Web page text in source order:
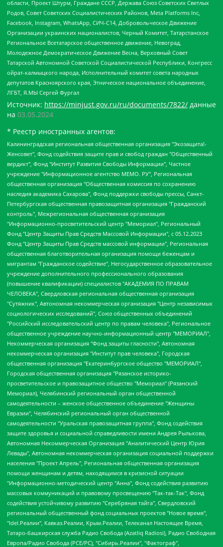
области, Проект Штурм, Граждане СССР, Держава Союз Советских Светлых
Родов, Совет Советских Социалистических Районов, Meta Platforms Inc,
Facebook, Instagram, WhatsApp, СИЧ-С14, Добровольческое Движение
Организации украинских националистов, Черный Комитет, Татарстанское
Региональное Всетатарское общественное движение, Невоград,
Молодежное Демократическое Движение Весна, Верховный Совет
Татарской Автономной Советской Социалистической Республики, Конгресс
ойрат-калмыцкого народа, Исполнительный комитет совета народных
депутатов Красноярского края, Этническое национальное объединение,
ЛГБТ, Я.МЫ Сергей Фургал
Источник: https://minjust.gov.ru/ru/documents/7822/ данные
на 03.05.2024
* Реестр иностранных агентов:
Калининградская региональная общественная организация "Экозащита!-Женсовет", Фонд содействия защите прав и свобод граждан "Общественный вердикт", Фонд "Институт Развития Свободы Информации", Частное учреждение "Информационное агентство МЕМО. РУ", Региональная общественная организация "Общественная комиссия по сохранению наследия академика Сахарова", Фонд поддержки свободы прессы, Санкт-Петербургская общественная правозащитная организация "Гражданский контроль", Межрегиональная общественная организация "Информационно-просветительский центр "Мемориал", Региональный Фонд "Центр Защиты Прав Средств Массовой Информации", с 05.12.2023 Фонд "Центр Защиты Прав Средств массовой информации", Региональная общественная благотворительная организация помощи беженцам и мигрантам "Гражданское содействие", Негосударственное образовательное учреждение дополнительного профессионального образования (повышение квалификации) специалистов "АКАДЕМИЯ ПО ПРАВАМ ЧЕЛОВЕКА", Свердловская региональная общественная организация "Сутяжник", Автономная некоммерческая организация "Центр независимых социологических исследований", Союз общественных объединений "Российский исследовательский центр по правам человека", Региональное общественное учреждение научно-информационный центр "МЕМОРИАЛ", Некоммерческая организация "Фонд защиты гласности", Автономная некоммерческая организация "Институт прав человека", Городская общественная организация "Екатеринбургское общество "МЕМОРИАЛ", Городская общественная организация "Рязанское историко-просветительское и правозащитное общество "Мемориал" (Рязанский Мемориал), Челябинский региональный орган общественной самодеятельности – женское общественное объединение "Женщины Евразии", Челябинский региональный орган общественной самодеятельности "Уральская правозащитная группа", Фонд содействия защите здоровья и социальной справедливости имени Андрея Рылькова, Автономная Некоммерческая Организация "Аналитический Центр Юрия Левады", Автономная некоммерческая организация социальной поддержки населения "Проект Апрель", Региональная общественная организация помощи женщинам и детям, находящимся в кризисной ситуации "Информационно-методический центр "Анна", Фонд содействия развитию массовых коммуникаций и правовому просвещению "Так-так-Так", Фонд содействия устойчивому развитию "Серебряная тайга", Свердловский региональный общественный фонд социальных проектов "Новое время", "Idel.Реалии", Кавказ.Реалии, Крым.Реалии, Телеканал Настоящее Время, Татаро-башкирская служба Радио Свобода (Azatliq Radiosi), Радио Свободная Европа/Радио Свобода (PCE/PC), "Сибирь.Реалии", "Фактограф", Благотворительный фонд помощи осужденным и их семьям, Автономная некоммерческая организация "Институт глобализации и социальных движений", Фонд "В защиту прав заключенных", Частное учреждение "Центр поддержки и содействия развитию средств массовой информации", Пензенский региональный общественный благотворительный фонд "Гражданский союз", "Север.Реалии", Некоммерческая организация Фонд "Правовая инициатива", Общество с ограниченной ответственностью "Радио Свободная Европа/Радио Свобода", Чешское информационное агентство "MEDIUM-ORIENT", Красноярская региональная общественная организация "Мы против СПИДа", Камалягин Денис Николаевич, Маркелов Сергей Евгеньевич, Пономарев Лев Александрович, Савицкая Людмила Алексеевна, Автономная некоммерческая организация "Центр по работе с проблемой насилия "НАСИЛИЮ.НЕТ", Межрегиональный профессиональный союз работников здравоохранения "Альянс врачей", Юридическое лицо, зарегистрированное в Латвийской Республике, SIA "Medusa Project" (регистрационный номер 40103797863, дата регистрации 10.06.2014), Некоммерческая организация "Фонд по борьбе с коррупцией", Автономная некоммерческая организация "Институт права и публичной политики", Баданин Роман Сергеевич, Гликин Максим Александрович, Железнова Мария Михайловна, Лукьянова Юлия Сергеевна, Маетная Елизавета Витальевна, Маняхин Петр Борисович, Чуракова Ольга Владимировна, Ярош Юлия Петровна, Юридическое лицо "The Insider SIA", зарегистрированное в Риге, Латвийская Республика (дата регистрации 26.06.2015), являющееся администратором доменного имени интернет-издания "The Insider SIA", https://theins.ru, Постернак Алексей Евгеньевич, Рубин Михаил Аркадьевич, Анин Роман Александрович, Юридическое лицо Istories fonds, зарегистрированное в Латвийской Республике (регистрационный номер 50008295751, дата регистрации 24.02.2020), Великовский Дмитрий Александрович, Долинина Ирина Николаевна, Мароховская Алеся Алексеевна, Шлейнов Роман Юрьевич, Шмагун Олеся Валентиновна, Общество с ограниченной ответственностью "Альтаир 2021", Общество с ограниченной ответственностью "Вега 2021", Общество с ограниченной ответственностью "Главный редактор 2021", Общество с ограниченной ответственностью "Ромашки монолит", Важенков Артем Валерьевич, Ивановская областная общественная организация "Центр гендерных исследований", Гурман Юрий Альбертович, Медиапроект "ОВД-Инфо", Егоров Владимир Владимирович, Жилинский Владимир Александрович, Общество с ограниченной ответственностью "ЗП", Иванова София Юрьевна, Карезина Инна Павловна, Кильтау Екатерина Викторовна, Петров Алексей Викторович, Пискунов Сергей Евгеньевич, Смирнов Сергей Сергеевич, Тихонов Михаил Сергеевич, Общество с ограниченной ответственностью "ЖУРНАЛИСТ-ИНОСТРАННЫЙ АГЕНТ", Арапова Галина Юрьевна, Вольтская Татьяна Анатольевна, Американская компания "Mason G.E.S. Anonymous Foundation" (США), являющаяся владельцем интернет-издания https://mnews.world/, Компания "Stichting Bellingcat", зарегистрированная в Нидерландах (дата регистрации 11.07.2018), Захаров Андрей Вячеславович, Клепиковская Екатерина Дмитриевна, Общество с ограниченной ответственностью "МЕМО", Перл Роман Александрович, Симонов Евгений Алексеевич, Соловьева Елена Анатольевна, Сотников Даниил Владимирович, Сурначева Елизавета Дмитриевна, Автономная некоммерческая организация по защите прав человека и информированию населения "Якутия – Наше Мнение", Общество с ограниченной ответственностью "Москоу диджитал медиа", с 26.01.2023 Общество с ограниченной ответственностью "Чайка Белые сады", Ветошкина Валерия Валерьевна, Заговора Максим Александрович, Межрегиональное общественное движение "Российская ЛГБТ - сеть", Оленичев Максим Владимирович, Павлов Иван Юрьевич, Скворцова Елена Сергеевна, Общество с ограниченной ответственностью "Как бы инагент", Кочетков Игорь Викторович, Общество с ограниченной ответственностью "Честные выборы", Еланчик Олег Александрович, Общество с ограниченной ответственностью "Нобелевский призыв", Гималова Регина Эмилевна, Григорьев Андрей Валерьевич, Григорьева Алина Александровна, Ассоциация по содействию защите прав призывников, альтернативнослужащих и военнослужащих "Правозащитная группа "Гражданин.Армия.Право", Хисамова Регина Фаритовна, Автономная некоммерческая организация по реализации социально-правовых программ "Лилит", Дальневосточное общественное движение "Маяк", Санкт-Петербургская ЛГБТ-инициативная группа "Выход", Инициативная группа ЛГБТ+ "Реверс", Алексеев Андрей Викторович, Бекбулатова Таисия Львовна, Беляев Иван Михайлович, Владыкина Елена Сергеевна, Гельман Марат Александрович, Никульшина Вероника Юрьевна, Толоконникова Надежда Андреевна, Шендерович Виктор Анатольевич, Общество с ограниченной ответственностью "Данное сообщение", Общество с ограниченной ответственностью Издательский дом "Новая глава", Айнбиндер Александра Александровна, Московский комьюнити-центр для ЛГБТ+инициатив, Благотворительный фонд развития филантропии, Deutsche Welle (Германия, Kurt-Schumacher-Strasse 3, 53113 Bonn), Борзунова Мария Михайловна, Воробьев Виктор Викторович, Голубева Анна Львовна, Константинова Алла Михайловна, Малкова Ирина Владимировна, Мурадов Мурад Абдулгалимович, Осетинская Елизавета Николаевна, Понасенков Евгений Николаевич, Ганапольский Матвей Юрьевич, Киселев Евгений Алексеевич, Борухович Ирина Григорьевна, Дремин Иван Тимофеевич, Дубровский Дмитрий Викторович, Красноярская региональная общественная организация поддержки и развития альтернативных образовательных технологий и межкультурных коммуникаций "ИНТЕРРА", Маяковская Екатерина Алексеевна, Фейгин Марк Захарович, Филимонов Андрей Викторович, Дзугкоева Регина Николаевна, Доброхотов Роман Александрович, Дудь Юрий Александрович, Елкин Сергей Владимирович, Кругликов Кирилл Игоревич, Сабунаева Мария Леонидовна, Семенов Алексей Владимирович, Шаинян Карен Багратович, Шульман Екатерина Михайловна, Асафьев Артур Валерьевич, Вахштайн Виктор Семенович, Венедиктов Алексей Алексеевич, Лушникова Екатерина Евгеньевна, Волков Леонид Михайлович, Невзоров Александр Глебович, Пархоменко Сергей Борисович, Сироткин Ярослав Николаевич, Кара-Мурза Владимир Владимирович, Баранова Наталья Владимировна, Гозман Леонид Яковлевич, Кагарлицкий Борис Юльевич, Климарев Михаил Валерьевич, Милов Владимир Станиславович, Автономная некоммерческая организация Краснодарский центр современного искусства "Типография", Моргенштерн Алишер Тагирович, Соболь Любовь Эдуардовна, Общество с ограниченной ответственностью "ЛИЗА НОРМ", Каспаров Гарри Кимович, Ходорковский Михаил Борисович, Общество с ограниченной ответственностью "Апрельские тезисы", Данилович Ирина Брониславовна, Кашин Олег Владимирович, Петров Николай Владимирович, Пивоваров Алексей Владимирович, Соколов Михаил Владимирович, Цветкова Юлия Владимировна, Чичваркин Евгений Александрович, Комитет против пыток/Команда против пыток, Общество с ограниченной ответственностью "Первый научный", Общество с ограниченной ответственностью "Вертолет и ко", Белоцерковская Вероника Борисовна, Кац Максим Евгеньевич, Лазарева Татьяна Юрьевна, Шаведдинов Руслан Табризович, Яшин Илья Валерьевич, Общество с ограниченной ответственностью "Иноагент ААВ", Алешковский Дмитрий Петрович, Альбац Евгения Марковна, Быков Дмитрий Львович, Галямина Юлия Евгеньевна, Лойко Сергей Леонидович, Мартынов Кирилл Константинович, Медведев Сергей Александрович, Крашенинников Федор Геннадиевич, Гордеева Катерина Вл